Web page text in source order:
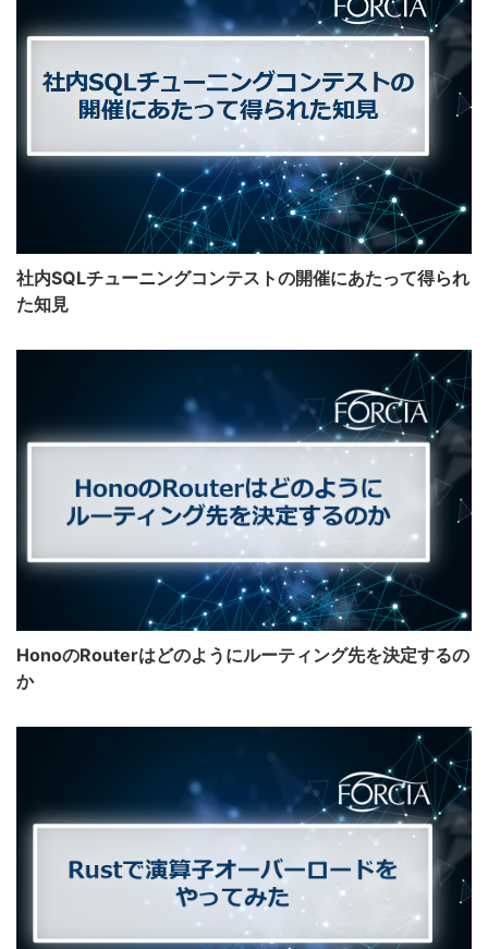
社内SQLチューニングコンテストの開催にあたって得られ
た知見
HonoのRouterはどのようにルーティング先を決定するの
か